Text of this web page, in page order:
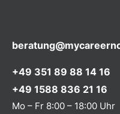
+49 351 89 88 14 16
+49 1588 836 21 16
Mo – Fr 8:00 – 18:00 Uhr